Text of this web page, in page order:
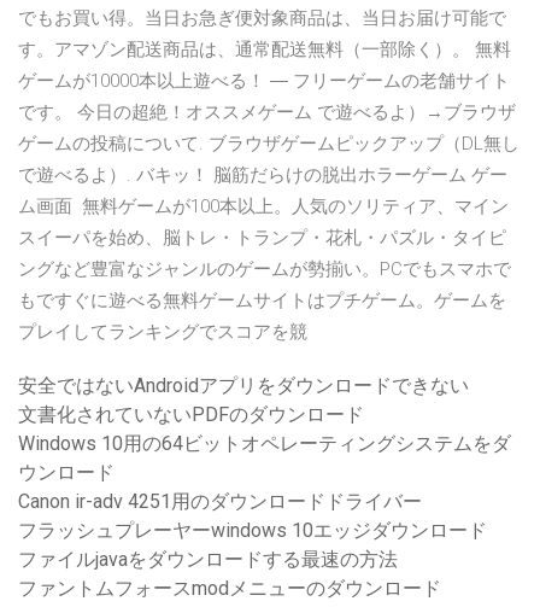
でもお買い得。当日お急ぎ便対象商品は、当日お届け可能で
す。アマゾン配送商品は、通常配送無料（一部除く）。 無料
ゲームが10000本以上遊べる！ ― フリーゲームの老舗サイト
です。 今日の超絶！オススメゲーム で遊べるよ）→ブラウザ
ゲームの投稿について. ブラウザゲームピックアップ（DL無し
で遊べるよ）. バキッ！ 脳筋だらけの脱出ホラーゲーム ゲー
ム画面 無料ゲームが100本以上。人気のソリティア、マイン
スイーパを始め、脳トレ・トランプ・花札・パズル・タイピ
ングなど豊富なジャンルのゲームが勢揃い。PCでもスマホで
もですぐに遊べる無料ゲームサイトはプチゲーム。ゲームを
プレイしてランキングでスコアを競
安全ではないAndroidアプリをダウンロードできない
文書化されていないPDFのダウンロード
Windows 10用の64ビットオペレーティングシステムをダ
ウンロード
Canon ir-adv 4251用のダウンロードドライバー
フラッシュプレーヤーwindows 10エッジダウンロード
ファイルjavaをダウンロードする最速の方法
ファントムフォースmodメニューのダウンロード